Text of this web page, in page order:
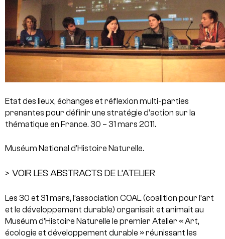
Etat des lieux, échanges et réflexion multi-parties
prenantes pour définir une stratégie d’action sur la
thématique en France. 30 – 31 mars 2011.
Muséum National d’Histoire Naturelle.
> VOIR LES ABSTRACTS DE L’ATELIER
Les 30 et 31 mars, l’association COAL (coalition pour l’art
et le développement durable) organisait et animait au
Muséum d’Histoire Naturelle le premier Atelier « Art,
écologie et développement durable » réunissant les